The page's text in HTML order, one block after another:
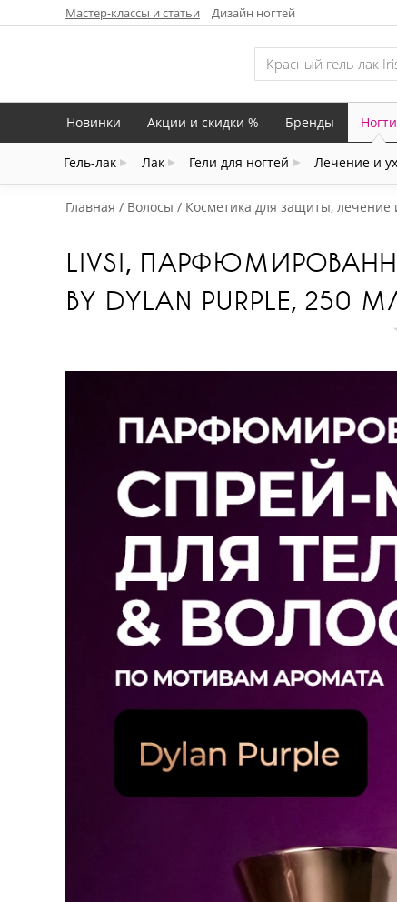
Мастер-классы и статьи Дизайн ногтей
Новинки Акции и скидки % Бренды Ногти
Гель-лак Лак Гели для ногтей Лечение и
Главная Волосы Косметика для защиты, лечение
LIVSI,
BY DYLAN PURPLE, 250